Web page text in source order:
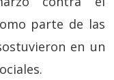
parte de las
en un